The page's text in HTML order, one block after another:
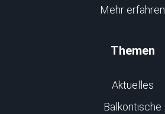
Mehr erfahren
Themen
Aktuelles
Balkontische